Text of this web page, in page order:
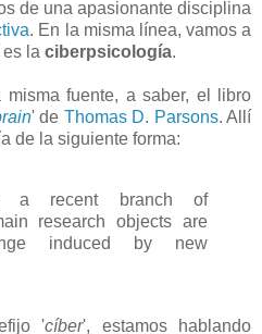
de una apasionante disciplina
. En la misma línea, vamos a
la ciberpsicología.
fuente, a saber, el libro
' de Thomas D. Parsons. Allí
de la siguiente forma:
a recent branch of
research objects are
induced by new
'cíber', estamos hablando